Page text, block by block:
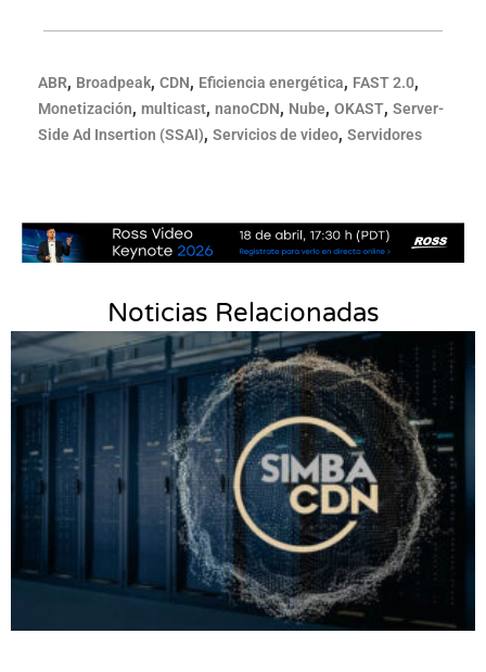
ABR, Broadpeak, CDN, Eficiencia energética, FAST 2.0,
Monetización, multicast, nanoCDN, Nube, OKAST, Server-
Side Ad Insertion (SSAI), Servicios de video, Servidores
Noticias Relacionadas